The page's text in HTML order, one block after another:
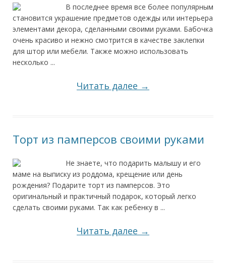
В последнее время все более популярным
становится украшение предметов одежды или интерьера
элементами декора, сделанными своими руками. Бабочка
очень красиво и нежно смотрится в качестве заклепки
для штор или мебели. Также можно использовать
несколько ...
Читать далее →
Торт из памперсов своими руками
Не знаете, что подарить малышу и его
маме на выписку из роддома, крещение или день
рождения? Подарите торт из памперсов. Это
оригинальный и практичный подарок, который легко
сделать своими руками. Так как ребенку в ...
Читать далее →